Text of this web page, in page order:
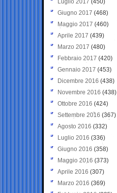
Luglio 2017 (450)
Giugno 2017 (468)
Maggio 2017 (460)
Aprile 2017 (439)
Marzo 2017 (480)
Febbraio 2017 (420)
Gennaio 2017 (453)
Dicembre 2016 (438)
Novembre 2016 (438)
Ottobre 2016 (424)
Settembre 2016 (367)
Agosto 2016 (332)
Luglio 2016 (336)
Giugno 2016 (358)
Maggio 2016 (373)
Aprile 2016 (307)
Marzo 2016 (369)